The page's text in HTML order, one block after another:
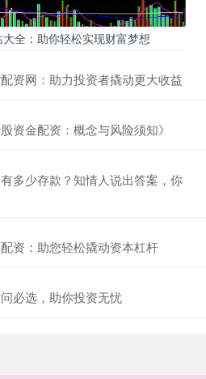
全：助你轻松实现财富梦想
资网：助力投资者撬动更大收益
资金配资：概念与风险须知》
多少存款？知情人说出答案，你
资：助您轻松撬动资本杠杆
必选，助你投资无忧